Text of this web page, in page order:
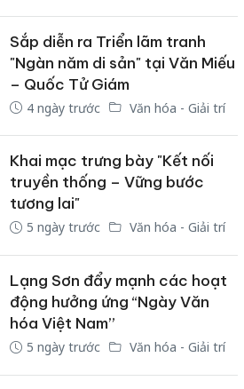
Sắp diễn ra Triển lãm tranh
"Ngàn năm di sản" tại Văn Miếu
– Quốc Tử Giám
4 ngày trước Văn hóa - Giải trí
Khai mạc trưng bày "Kết nối
truyền thống – Vững bước
tương lai"
5 ngày trước Văn hóa - Giải trí
Lạng Sơn đẩy mạnh các hoạt
động hưởng ứng “Ngày Văn
hóa Việt Nam”
5 ngày trước Văn hóa - Giải trí